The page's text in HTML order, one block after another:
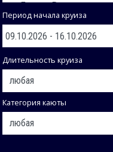
Период начала круиза
Длительность круиза
Категория каюты